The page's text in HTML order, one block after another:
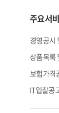
주요서
경영공시
상품목록
보험가격
IT입찰공